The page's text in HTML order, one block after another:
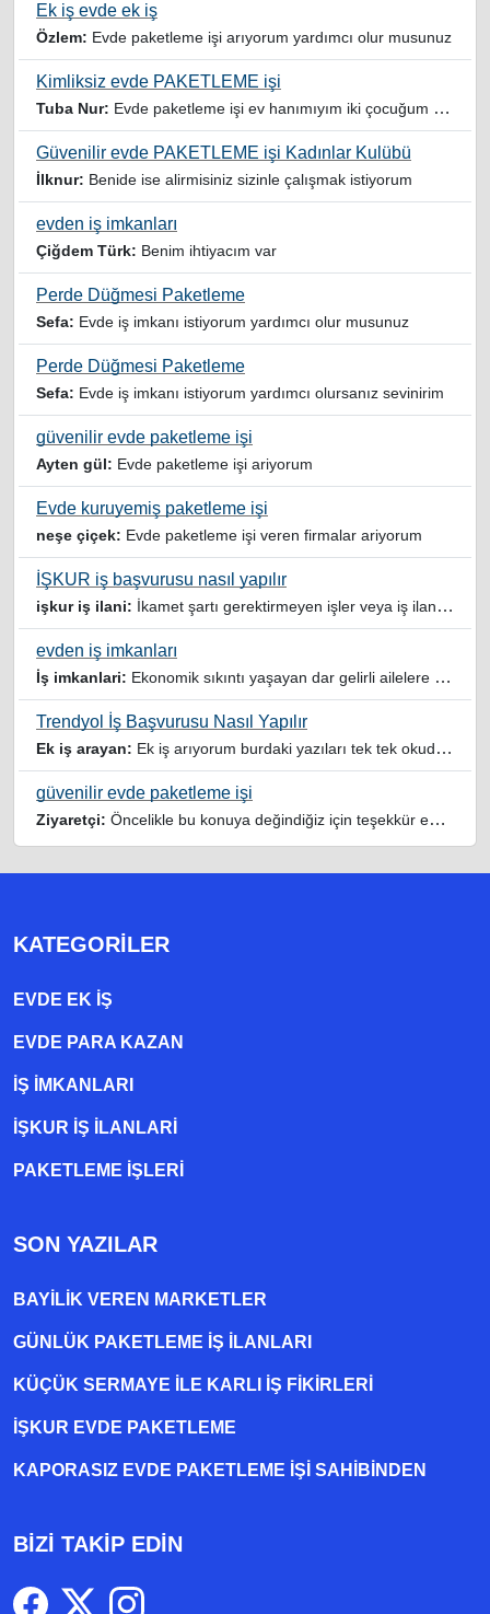
Ek iş evde ek iş
Özlem: Evde paketleme işi arıyorum yardımcı olur musunuz
Kimliksiz evde PAKETLEME işi
Tuba Nur: Evde paketleme işi ev hanımıyım iki çocuğum var yardımcı olursanız sevinirim
Güvenilir evde PAKETLEME işi Kadınlar Kulübü
İlknur: Benide ise alirmisiniz sizinle çalışmak istiyorum
evden iş imkanları
Çiğdem Türk: Benim ihtiyacım var
Perde Düğmesi Paketleme
Sefa: Evde iş imkanı istiyorum yardımcı olur musunuz
Perde Düğmesi Paketleme
Sefa: Evde iş imkanı istiyorum yardımcı olursanız sevinirim
güvenilir evde paketleme işi
Ayten gül: Evde paketleme işi ariyorum
Evde kuruyemiş paketleme işi
neşe çiçek: Evde paketleme işi veren firmalar ariyorum
İŞKUR iş başvurusu nasıl yapılır
işkur iş ilani: İkamet şartı gerektirmeyen işler veya iş ilanlari da listelensin. Arama sonucuna işverenin tercih ettiği ikamet illeri de eklense olmazmi
evden iş imkanları
İş imkanlari: Ekonomik sıkıntı yaşayan dar gelirli ailelere özellikle evde iş imkanı sağlayan bu durumdan istifade eden ev hanımlarına büyük bir nimet çalışmak ev Ekonomisine benim gibi destek olmak isteyenler sağlam güvenilir sitelere rağbet etsin her ilan yada reklam doğru adres olmayabiliyor arkadaşlar, bu alanda bize yol gösteren yardımcı olan doğru şekilde yönlendiren sayfaya teşekkür ederim elinize emeklerine sağlık
Trendyol İş Başvurusu Nasıl Yapılır
Ek iş arayan: Ek iş arıyorum burdaki yazıları tek tek okudum faydalı iş imkanları var tsk let
güvenilir evde paketleme işi
Ziyaretçi: Öncelikle bu konuya değindiğiz için teşekkür ederim maalesef bu tarzda yazılarla inanıp aldanan ve dolandirilan insanlar oluyor, o yüzden bu sektörlerde işini hakkıyla yapan siteler ve sayfalara itibar edilmeli,üç beş demeden ek gelir ile evine destek olmayan iyi niyetli insanlarında iyi niyetleri suistimal edilmemeli,sayfanızın geniş kitlelere doğru ve gerçek adresten ulaşması temennisiyle kolaylıklar dilerim..
KATEGORILER
EVDE EK IŞ
EVDE PARA KAZAN
İŞ İMKANLARI
İŞKUR İŞ İLANLARI
PAKETLEME IŞLERI
SON YAZILAR
BAYILIK VEREN MARKETLER
GÜNLÜK PAKETLEME İŞ İLANLARI
KÜÇÜK SERMAYE ILE KARLI İŞ FIKIRLERI
İŞKUR EVDE PAKETLEME
KAPORASIZ EVDE PAKETLEME IŞI SAHIBINDEN
BİZİ TAKİP EDİN